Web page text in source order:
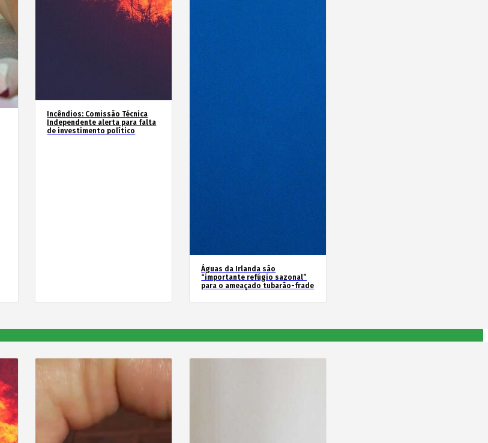
Incêndios: Comissão Técnica
Independente alerta para falta
de investimento político
Águas da Irlanda são
“importante refúgio sazonal”
para o ameaçado tubarão-frade